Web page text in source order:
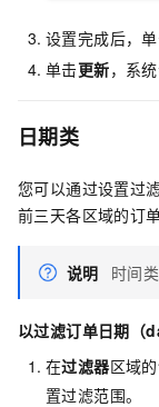
设置完成后，
单击更新，系
日期类
您可以通过设置过
前三天各区域的订
说明 时间
以过滤订单日期（
在过滤器区域的
置过滤范围。